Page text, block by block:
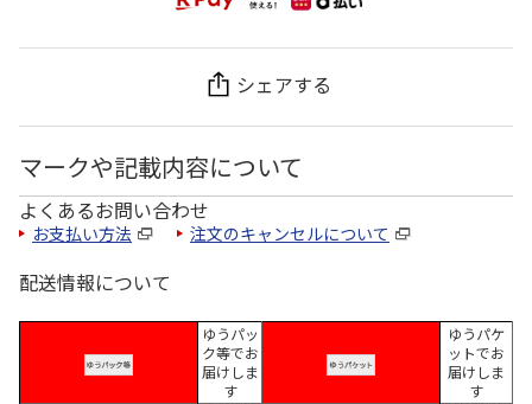
シェアする
マークや記載内容について
よくあるお問い合わせ
お支払い方法 注文のキャンセルについて
配送情報について
ゆうパッ
ク等でお
届けしま
す
ゆうパケ
ットでお
届けしま
す